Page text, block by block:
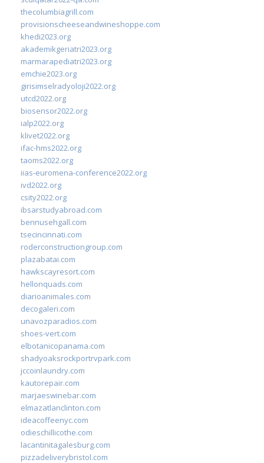
thecolumbiagrill.com
provisionscheeseandwineshoppe.com
khedi2023.org
akademikgeriatri2023.org
marmarapediatri2023.org
emchie2023.org
girisimselradyoloji2022.org
utcd2022.org
biosensor2022.org
ialp2022.org
klivet2022.org
ifac-hms2022.org
taoms2022.org
iias-euromena-conference2022.org
ivd2022.org
csity2022.org
ibsarstudyabroad.com
bennusehgall.com
tsecincinnati.com
roderconstructiongroup.com
plazabatai.com
hawkscayresort.com
hellonquads.com
diarioanimales.com
decogaleri.com
unavozparadios.com
shoes-vert.com
elbotanicopanama.com
shadyoaksrockportrvpark.com
jccoinlaundry.com
kautorepair.com
marjaeswinebar.com
elmazatlanclinton.com
ideacoffeenyc.com
odieschillicothe.com
lacantinitagalesburg.com
pizzadeliverybristol.com